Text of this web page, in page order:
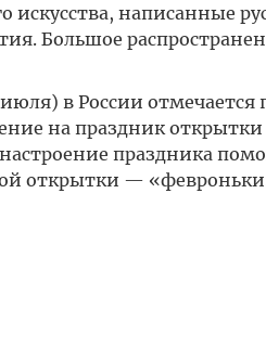
искусства, написанные
Большое
в России отмечается
на праздник
праздника
открытки —